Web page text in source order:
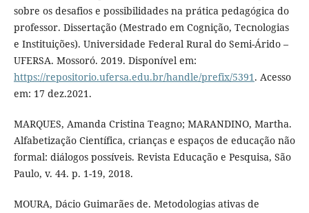
sobre os desafios e possibilidades na prática pedagógica do
professor. Dissertação (Mestrado em Cognição, Tecnologias
e Instituições). Universidade Federal Rural do Semi-Árido –
UFERSA. Mossoró. 2019. Disponível em:
https://repositorio.ufersa.edu.br/handle/prefix/5391. Acesso
em: 17 dez.2021.
MARQUES, Amanda Cristina Teagno; MARANDINO, Martha.
Alfabetização Científica, crianças e espaços de educação não
formal: diálogos possíveis. Revista Educação e Pesquisa, São
Paulo, v. 44. p. 1-19, 2018.
MOURA, Dácio Guimarães de. Metodologias ativas de